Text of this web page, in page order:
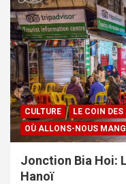
CULTURE
LE COIN
OÙ ALLONS-NOUS
Jonction Bia Hoi:
Hanoï